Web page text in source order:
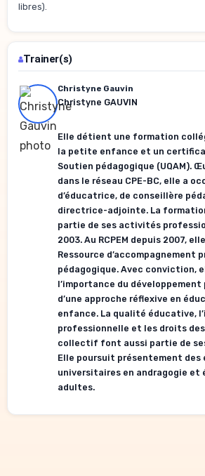
libres).
Trainer(s)
Christyne Gauvin
Christyne GAUVIN
Elle détient une formation
la petite enfance et un
Soutien pédagogique (UQAM).
dans le réseau CPE-BC, elle a
d’éducatrice, de conseillère
directrice-adjointe. La
partie de ses activités
2003. Au RCPEM depuis 2007,
Ressource d’accompagnement
pédagogique. Avec conviction,
l’importance du
d’une approche réflexive en
enfance. La qualité éducative,
professionnelle et les droits
collectif font aussi partie de
Elle poursuit présentement des
universitaires en andragogie et
adultes.